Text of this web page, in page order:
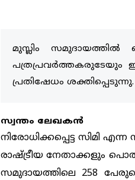
മുസ്ലിം സമുദായത്തില്‍
പത്രപ്രവര്‍ത്തകരുടേയും
പ്രതിഷേധം ശക്തിപ്പെടുന്നു.
സ്വന്തം ലേഖകന്‍
നിരോധിക്കപ്പെട്ട സിമി
രാഷ്ട്രീയ നേതാക്കളും
സമുദായത്തിലെ 258